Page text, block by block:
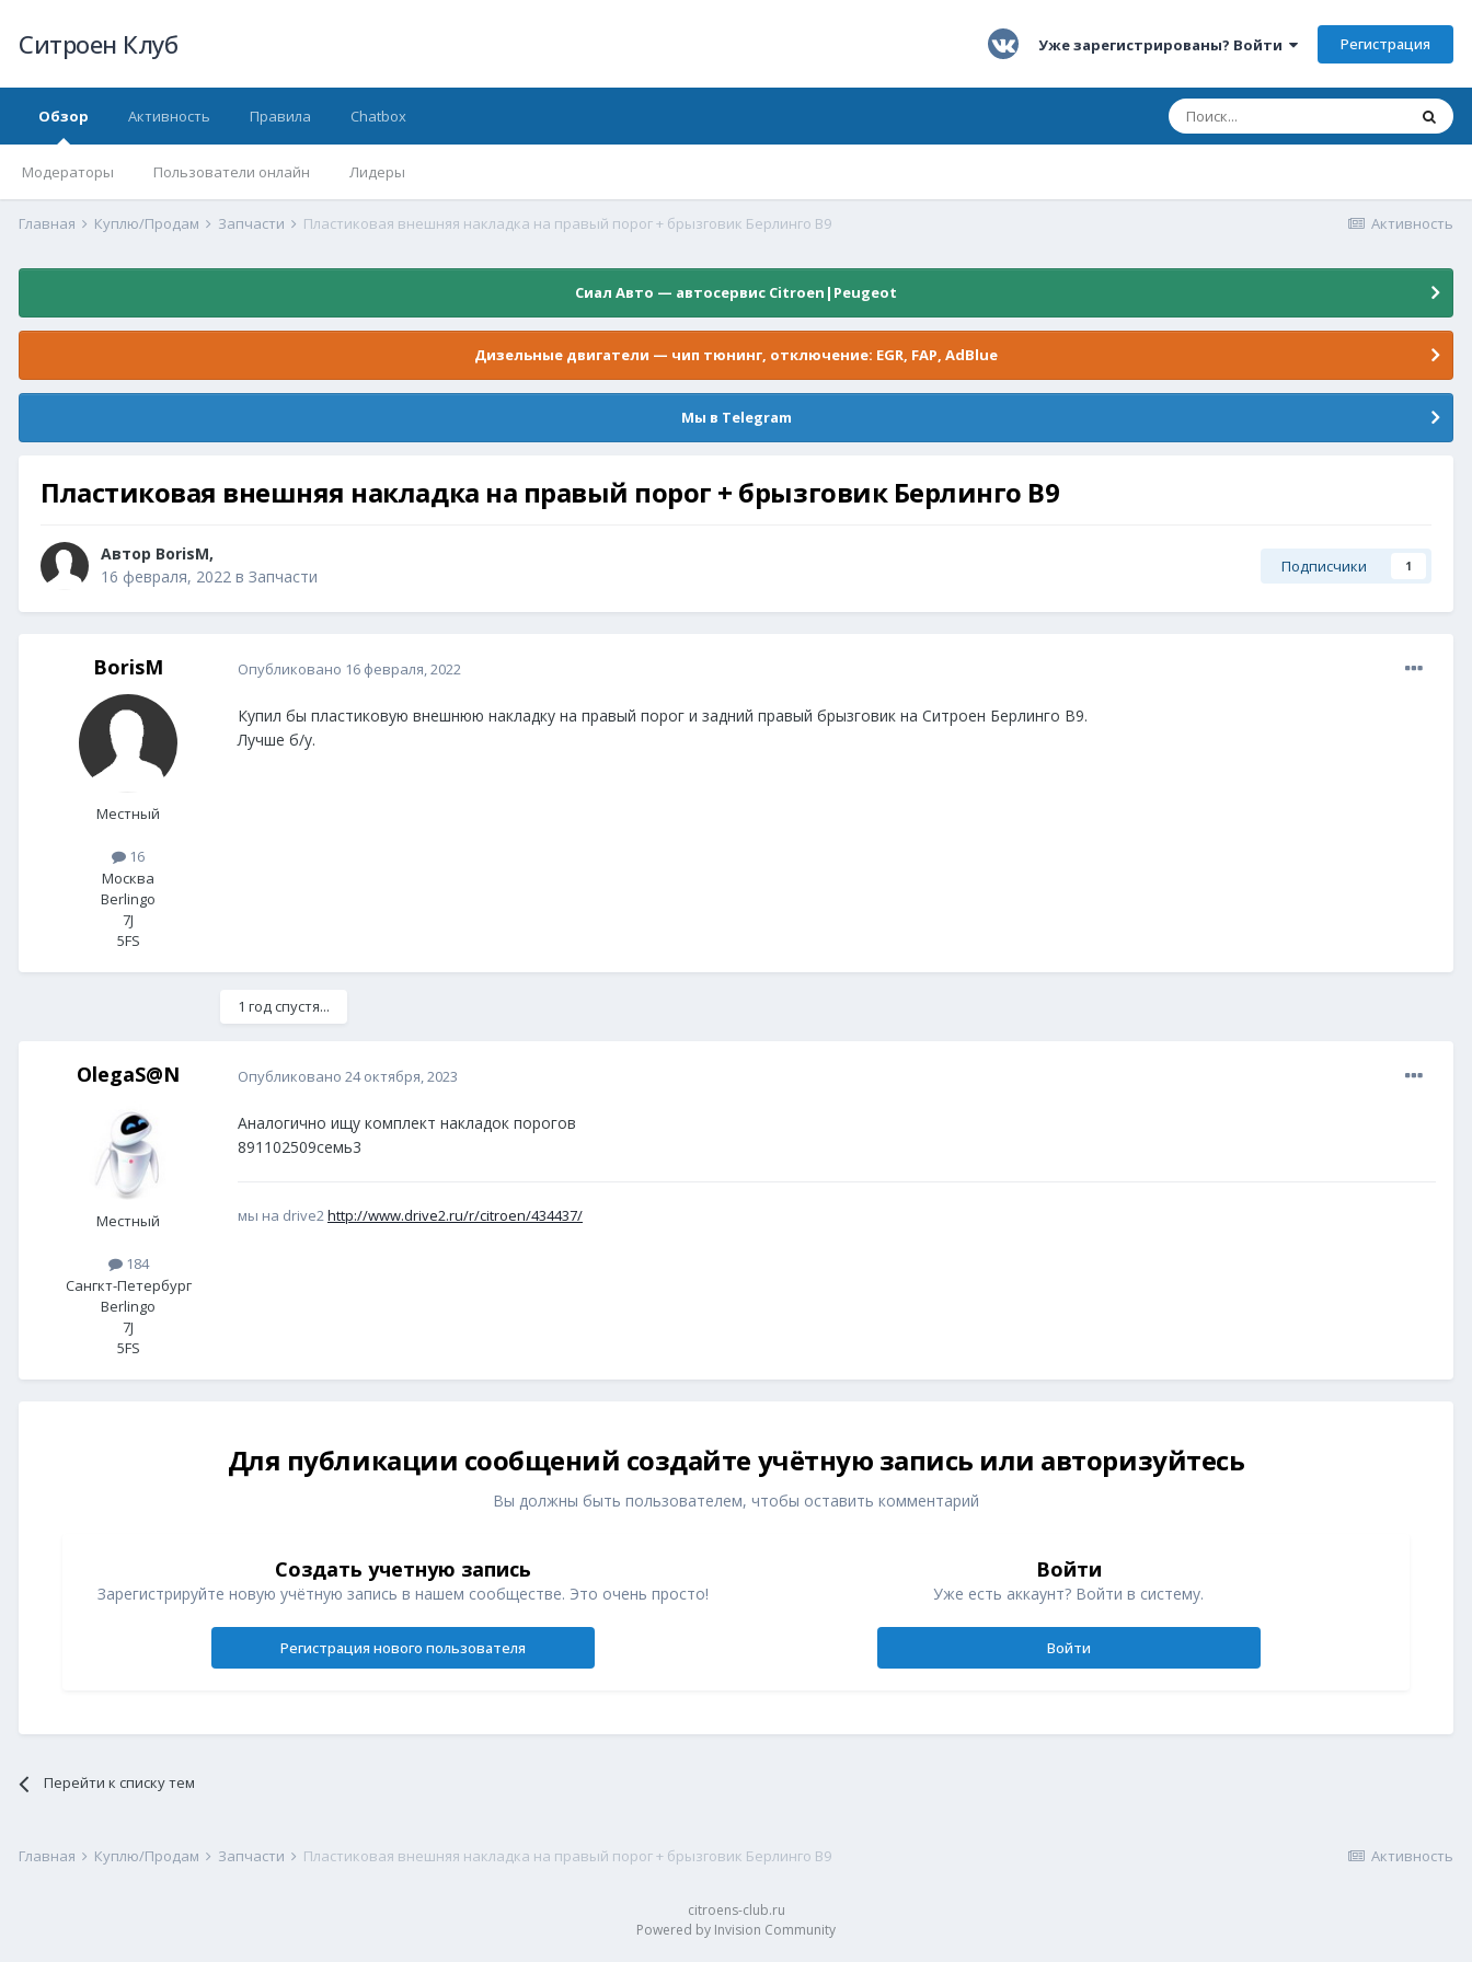
Ситроен Клуб Уже зарегистрированы? Войти Регистрация
Обзор
Модераторы Пользователи онлайн Лидеры
Активность Правила Chatbox
Активность
Главная Куплю/Продам Запчасти Пластиковая внешняя накладка на правый порог + брызговик Берлинго В9
Сиал Авто — автосервис Citroen|Peugeot
Дизельные двигатели — чип тюнинг, отключение: EGR, FAP, AdBlue
Мы в Telegram
Пластиковая внешняя накладка на правый порог + брызговик Берлинго В9
Автор BorisM,
16 февраля, 2022 в Запчасти Подписчики 1
BorisM
Местный
16
Москва
Berlingo
7J
5FS
Опубликовано 16 февраля, 2022
Купил бы пластиковую внешнюю накладку на правый порог и задний правый брызговик на Ситроен Берлинго В9.
Лучше б/у.
1 год спустя...
OlegaS@N
Местный
184
Сангкт-Петербург
Berlingo
7J
5FS
Опубликовано 24 октября, 2023
Аналогично ищу комплект накладок порогов
891102509семь3
мы на drive2http://www.drive2.ru/r/citroen/434437/
Для публикации сообщений создайте учётную запись или авторизуйтесь
Вы должны быть пользователем, чтобы оставить комментарий
Создать учетную запись
Зарегистрируйте новую учётную запись в нашем сообществе. Это очень просто!
Регистрация нового пользователя
Войти
Уже есть аккаунт? Войти в систему.
Войти
Перейти к списку тем
Активность
Главная Куплю/Продам Запчасти Пластиковая внешняя накладка на правый порог + брызговик Берлинго В9
citroens-club.ru
Powered by Invision Community